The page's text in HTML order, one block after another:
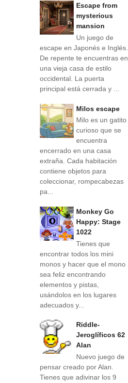
Escape from
mysterious
mansion
Un juego de
escape en Japonés e Inglés.
De repente te encuentras en
una vieja casa de estilo
occidental. La puerta
principal está cerrada y ...
Milos escape
Milo es un gatito
curioso que se
encuentra
encerrado en una casa
extraña. Cada habitación
contiene objetos para
coleccionar, rompecabezas
pa...
Monkey Go
Happy: Stage
1022
Tienes que
encontrar todos los mini
monos y hacer que el mono
sea feliz encontrando
elementos y pistas,
usándolos en los lugares
adecuados y...
Riddle-
Jeroglíficos 62
Alan
Nuevo juego de
pensar creado por Alan.
Tienes que adivinar los 9